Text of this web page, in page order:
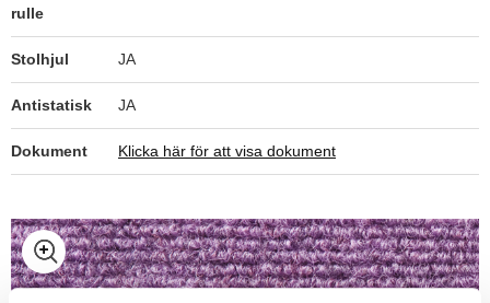
rulle
Stolhjul JA
Antistatisk JA
Dokument Klicka här för att visa dokument
Astra Blue